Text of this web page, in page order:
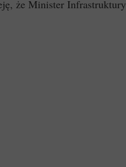
że Minister Infrastruktury